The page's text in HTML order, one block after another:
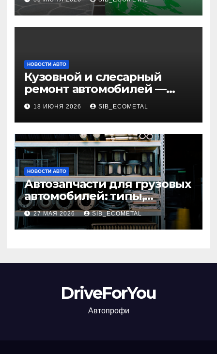
НОВОСТИ АВТО
Кузовной и слесарный
ремонт автомобилей —
наличие оригинальных
запчастей и типичные
сроки выполнения работ
18 ИЮНЯ 2026 SIB_ECOMETAL
НОВОСТИ АВТО
Автозапчасти для грузовых
автомобилей: типы,
совместимость и критерии
подбора
27 МАЯ 2026 SIB_ECOMETAL
DriveForYou
Автопрофи